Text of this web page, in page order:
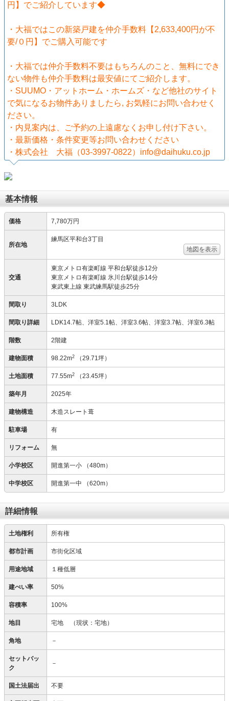
円】でご紹介しています◆
・大福ではこの新築戸建を仲介手数料【2,633,400円が不
要/０円】でご購入可能です
・大福では仲介手数料不要はもちろんのこと、無料にでき
ない物件も仲介手数料は最安値にてご紹介します。
・SUUMO・アットホーム・ホームズ・など他社のサイト
で気になるお物件ありましたら, お気軽にお問い合わせく
ださい。
・内見案内は、ご予約の上遠慮なくお申し付け下さい。
・最新価格・条件変更等お問い合わせください
・株式会社 大福（03-3997-0822）info@daihuku.co.jp
基本情報
価格 7,780万円
所在地
練馬区平和台3丁目
地図を表示
交通
東京メトロ有楽町線 平和台駅徒歩12分
東京メトロ有楽町線 氷川台駅徒歩14分
東武東上線 東武練馬駅徒歩25分
間取り 3LDK
間取り詳細 LDK14.7帖、洋室5.1帖、洋室3.6帖、洋室3.7帖、洋室6.3帖
階数 2階建
建物面積 98.22m2 （29.71坪）
土地面積 77.55m2 （23.45坪）
築年月 2025年
建物構造 木造スレート葺
駐車場 有
リフォーム 無
小学校区 開進第一小 （480m）
中学校区 開進第一中 （620m）
詳細情報
土地権利 所有権
都市計画 市街化区域
用途地域 １種低層
建ぺい率 50%
容積率 100%
地目 宅地 （現状：宅地）
角地 －
セットバッ
ク
－
国土法届出 不要